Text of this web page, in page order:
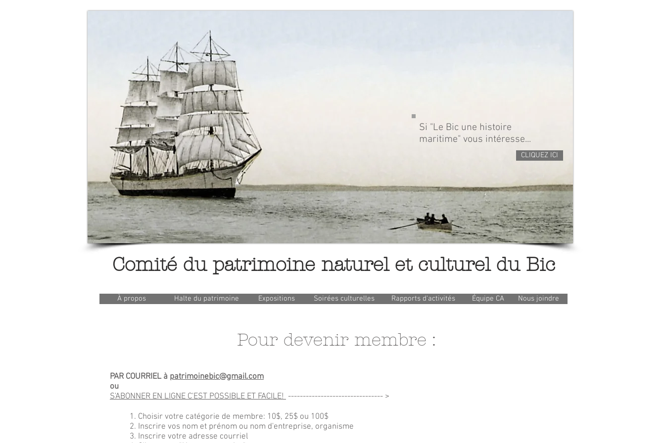
Si "Le Bic une histoire
maritime" vous intéresse...
CLIQUEZ ICI
Comité du patrimoine naturel et culturel du Bic
Halte du patrimoine
À propos Expositions Soirées culturelles Nous joindre
Équipe CA
Rapports d'activités
Pour devenir membre :
PAR COURRIEL à patrimoinebic@gmail.com
ou
S'ABONNER EN LIGNE C'EST POSSIBLE ET FACILE! -------------------------------- >
1. Choisir votre catégorie de membre: 10$, 25$ ou 100$
2. Inscrire vos nom et prénom ou nom d'entreprise, organisme
3. Inscrire votre adresse courriel